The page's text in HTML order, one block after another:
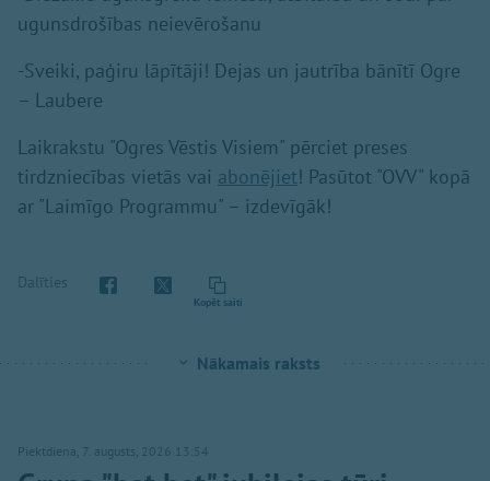
ugunsdrošības neievērošanu
-Sveiki, paģiru lāpītāji! Dejas un jautrība bānītī Ogre
– Laubere
Laikrakstu "Ogres Vēstis Visiem" pērciet preses
tirdzniecības vietās vai abonējiet! Pasūtot "OVV" kopā
ar "Laimīgo Programmu" – izdevīgāk!
Dalīties
Kopēt saiti
Nākamais raksts
Piektdiena, 7. augusts, 2026 13:54